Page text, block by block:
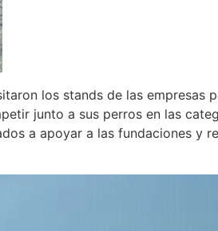
los stands de las empresas
junto a sus perros en las
a apoyar a las fundaciones y